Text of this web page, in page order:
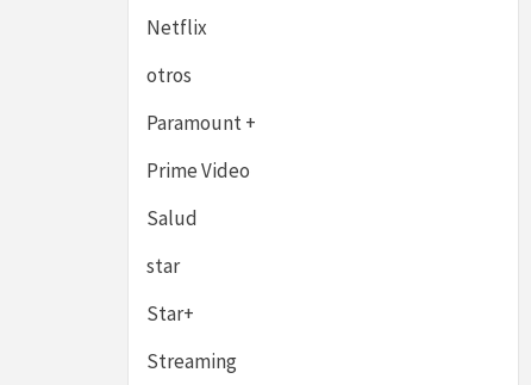
Netflix
otros
Paramount +
Prime Video
Salud
star
Star+
Streaming